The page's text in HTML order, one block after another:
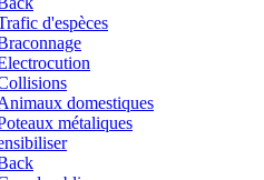
d'espèces
domestiques
métaliques